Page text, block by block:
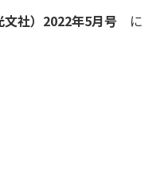
文社）2022年5月号に